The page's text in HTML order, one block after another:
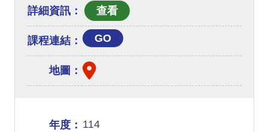
詳細資訊：
課程連結： GO
地圖：
年度： 114